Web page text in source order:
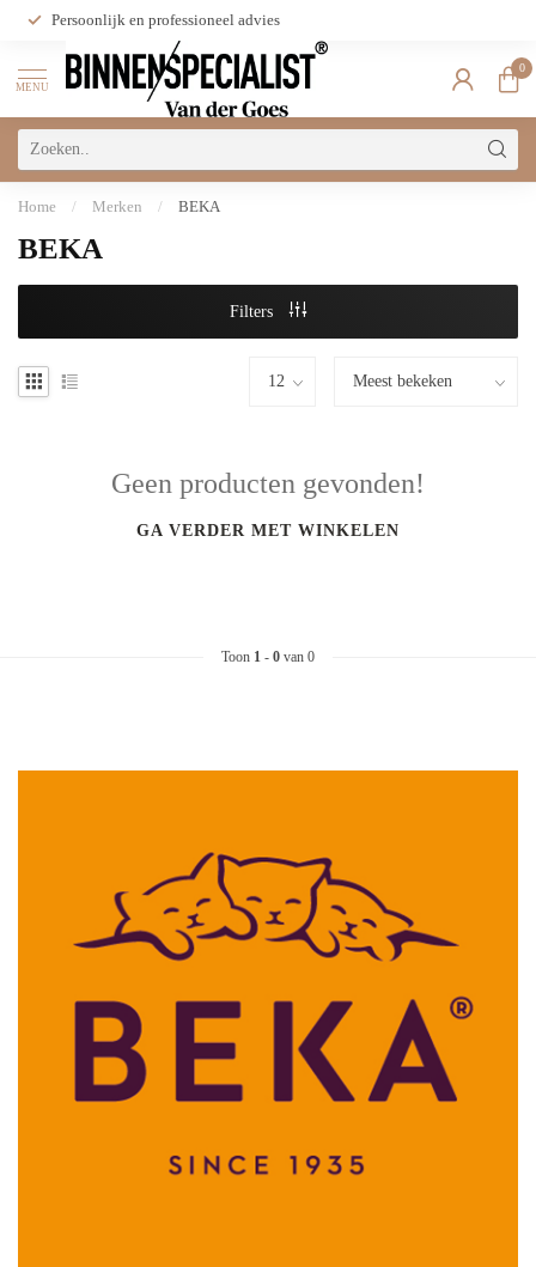
Persoonlijk en professioneel advies
MENU
0
Home / Merken / BEKA
BEKA
Filters
Geen producten gevonden!
GA VERDER MET WINKELEN
Toon 1 - 0 van 0